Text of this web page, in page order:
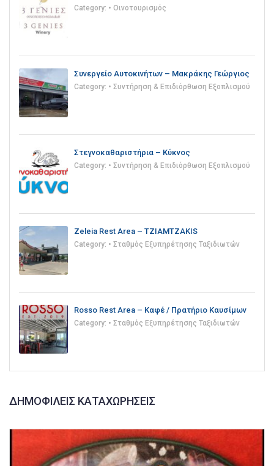
Category: • Οινοτουρισμός
Συνεργείο Αυτοκινήτων – Μακράκης Γεώργιος
Category: • Συντήρηση & Επιδιόρθωση Εξοπλισμού
Στεγνοκαθαριστήρια – Κύκνος
Category: • Συντήρηση & Επιδιόρθωση Εξοπλισμού
Zeleia Rest Area – TZIAMTZAKIS
Category: • Σταθμός Εξυπηρέτησης Ταξιδιωτών
Rosso Rest Area – Καφέ / Πρατήριο Καυσίμων
Category: • Σταθμός Εξυπηρέτησης Ταξιδιωτών
ΔΗΜΟΦΙΛΕΊΣ ΚΑΤΑΧΩΡΉΣΕΙΣ